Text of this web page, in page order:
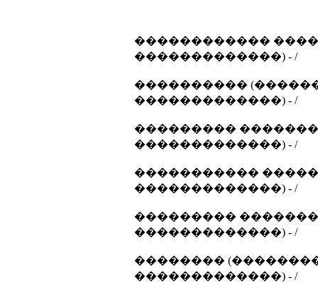
������������
�������������) - /
����������
�������������) - /
���������
�������������) - /
�����������
�������������) - /
���������
�������������) - /
��������
�������������) - /